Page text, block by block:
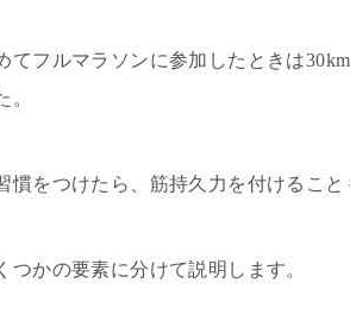
てフルマラソンに参加したときは30km
。
慣をつけたら、筋持久力を付けるこ
つかの要素に分けて説明します。